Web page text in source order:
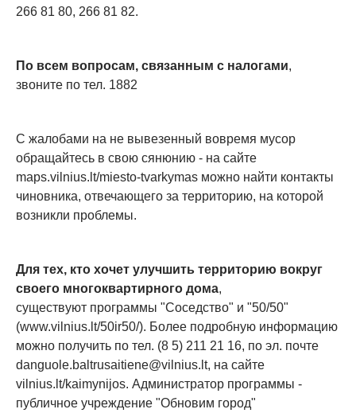
266 81 80, 266 81 82.
По всем вопросам, связанным с налогами,
звоните по тел. 1882
С жалобами на не вывезенный вовремя мусор
обращайтесь в свою сянюнию - на сайте
maps.vilnius.lt/miesto-tvarkymas можно найти контакты
чиновника, отвечающего за территорию, на которой
возникли проблемы.
Для тех, кто хочет улучшить территорию вокруг
своего многоквартирного дома,
существуют программы "Соседство" и "50/50"
(www.vilnius.lt/50ir50/). Более подробную информацию
можно получить по тел. (8 5) 211 21 16, по эл. почте
danguole.baltrusaitiene@vilnius.lt, на сайте
vilnius.lt/kaimynijos. Администратор программы -
публичное учреждение "Обновим город"